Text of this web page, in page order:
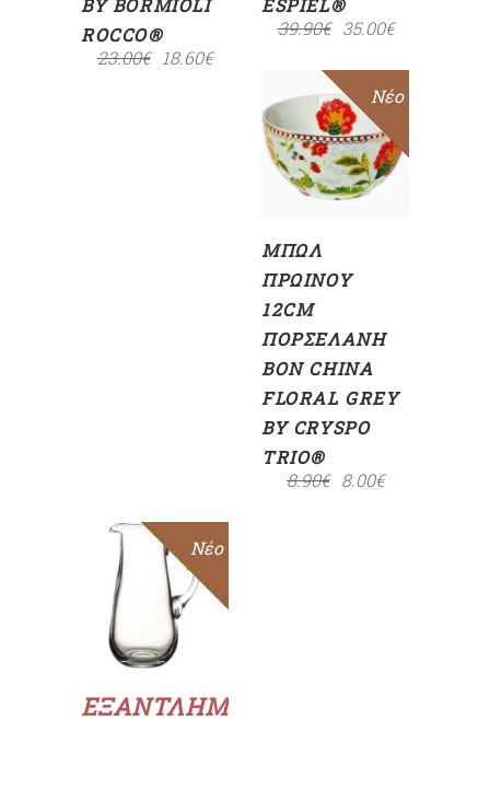
ROCCO®
23.00€ 18.60€
39.90€ 35.00€
Sale
Νέο
ΠΡΟΣΘΉΚΗ
ΣΤΟ
ΚΑΛΆΘΙ
ΜΠΩΛ
ΠΡΩΙΝΟΎ
12CM
ΠΟΡΣΕΛΆΝΗ
BON CHINA
FLORAL GREY
BY CRYSPO
TRIO®
8.90€ 8.00€
Sale
ΕΞΑΝΤΛΗΜΈΝΟ
Sold
Νέο
Διαβάστε
περισσότερα